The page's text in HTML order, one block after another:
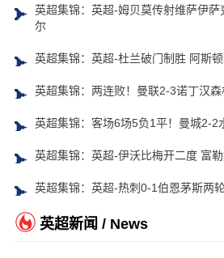
英超集锦：英超-姆贝莫传射维萨伊萨
尔
英超集锦：英超-杜兰破门制胜 阿斯
英超集锦：两连败！曼联2-3诺丁汉森
英超集锦：客场6场5负1平！曼城2-2
英超集锦：英超-伊沃比梅开二度 富
英超集锦：英超-热刺0-1伯恩茅斯两
英超新闻 / News